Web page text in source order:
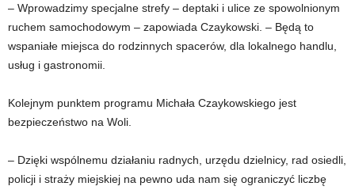
– Wprowadzimy specjalne strefy – deptaki i ulice ze spowolnionym
ruchem samochodowym – zapowiada Czaykowski. – Będą to
wspaniałe miejsca do rodzinnych spacerów, dla lokalnego handlu,
usług i gastronomii.
Kolejnym punktem programu Michała Czaykowskiego jest
bezpieczeństwo na Woli.
– Dzięki wspólnemu działaniu radnych, urzędu dzielnicy, rad osiedli,
policji i straży miejskiej na pewno uda nam się ograniczyć liczbę